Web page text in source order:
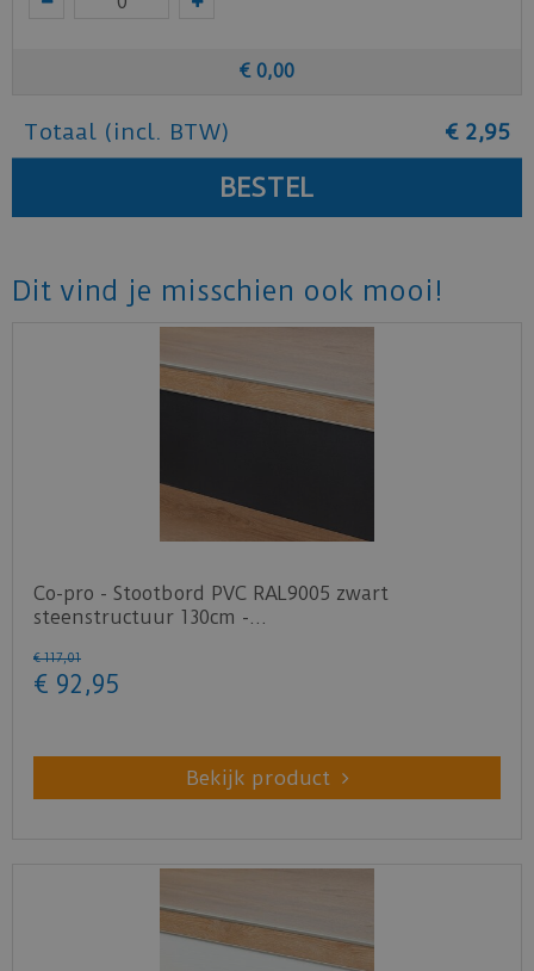
€ 0,00
Totaal (incl. BTW) € 2,95
Dit vind je misschien ook mooi!
Co-pro - Stootbord PVC RAL9005 zwart
steenstructuur 130cm -…
€ 117,01
€ 92 ,95
Bekijk product